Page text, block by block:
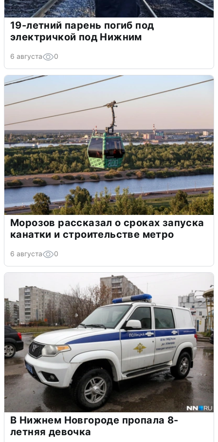
19-летний парень погиб под
электричкой под Нижним
6 августа 0
Морозов рассказал о сроках запуска
канатки и строительстве метро
6 августа 0
В Нижнем Новгороде пропала 8-
летняя девочка